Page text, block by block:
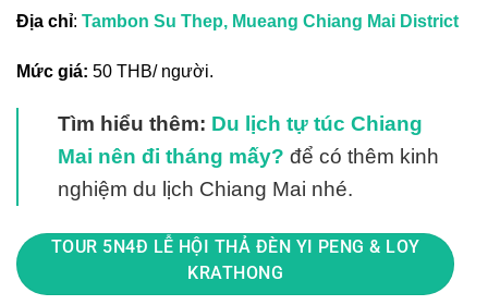
Địa chỉ: Tambon Su Thep, Mueang Chiang Mai District
Mức giá: 50 THB/ người.
Tìm hiểu thêm: Du lịch tự túc Chiang
Mai nên đi tháng mấy? để có thêm kinh
nghiệm du lịch Chiang Mai nhé.
TOUR 5N4Đ LỄ HỘI THẢ ĐÈN YI PENG & LOY
KRATHONG